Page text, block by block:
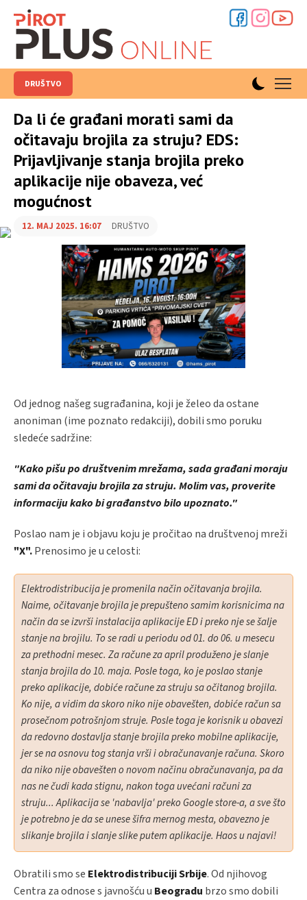
DRUŠTVO
Da li će građani morati sami da
očitavaju brojila za struju? EDS:
Prijavljivanje stanja brojila preko
aplikacije nije obaveza, već
mogućnost
12. MAJ 2025. 16:07 DRUŠTVO
Od jednog našeg sugrađanina, koji je želeo da ostane
anoniman (ime poznato redakciji), dobili smo poruku
sledeće sadržine:
"Kako pišu po društvenim mrežama, sada građani moraju
sami da očitavaju brojila za struju. Molim vas, proverite
informaciju kako bi građanstvo bilo upoznato."
Poslao nam je i objavu koju je pročitao na društvenoj mreži
"X".Prenosimo je u celosti:
Elektrodistribucija je promenila način očitavanja brojila.
Naime, očitavanje brojila je prepušteno samim korisnicima na
način da se izvrši instalacija aplikacije ED i preko nje se šalje
stanje na brojilu. To se radi u periodu od 01. do 06. u mesecu
za prethodni mesec. Za račune za april produženo je slanje
stanja brojila do 10. maja. Posle toga, ko je poslao stanje
preko aplikacije, dobiće račune za struju sa očitanog brojila.
Ko nije, a vidim da skoro niko nije obavešten, dobiće račun sa
prosečnom potrošnjom struje. Posle toga je korisnik u obavezi
da redovno dostavlja stanje brojila preko mobilne aplikacije,
jer se na osnovu tog stanja vrši i obračunavanje računa. Skoro
da niko nije obavešten o novom načinu obračunavanja, pa da
nas ne čudi kada stignu, nakon toga uvećani računi za
struju... Aplikacija se 'nabavlja' preko Google store-a, a sve što
je potrebno je da se unese šifra mernog mesta, obavezno je
slikanje brojila i slanje slike putem aplikacije. Haos u najavi!
Obratili smo se Elektrodistribuciji Srbije. Od njihovog
Centra za odnose s javnošću u Beogradu brzo smo dobili